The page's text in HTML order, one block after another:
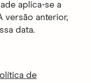
aplica-se a
versão anterior,
data.
de